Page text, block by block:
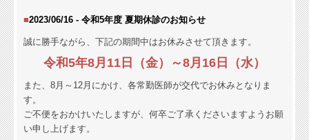
■2023/06/16 - 令和5年度 夏期休診のお知らせ
誠に勝手ながら、下記の期間中はお休みさせて頂きます。
令和5年8月11日（金）～8月16日（水）
また、8月～12月にかけ、各常勤医師が交代でお休みとなりま
す。
ご不便をおかけいたしますが、何卒ご了承くださいますようお願
い申し上げます。